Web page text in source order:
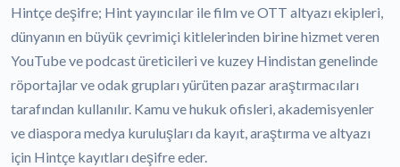
Hintçe deşifre; Hint yayıncılar ile film ve OTT altyazı ekipleri,
dünyanın en büyük çevrimiçi kitlelerinden birine hizmet veren
YouTube ve podcast üreticileri ve kuzey Hindistan genelinde
röportajlar ve odak grupları yürüten pazar araştırmacıları
tarafından kullanılır. Kamu ve hukuk ofisleri, akademisyenler
ve diaspora medya kuruluşları da kayıt, araştırma ve altyazı
için Hintçe kayıtları deşifre eder.